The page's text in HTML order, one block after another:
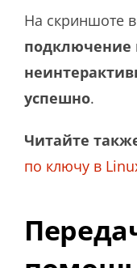
На скриншоте
подключение
успешно.
Читайте
по ключу в